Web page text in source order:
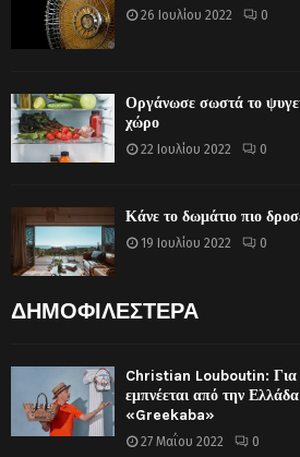
26 Ιουλίου 2022 0
Οργάνωσε σωστά το
χώρο
22 Ιουλίου 2022 0
Κάνε το δωμάτιο πιο
19 Ιουλίου 2022 0
ΔΗΜΟΦΙΛΕΣΤΕΡΑ
Christian Louboutin: Για
εμπνέεται από την Ελλάδα
«Greekaba»
27 Μαΐου 2022 0